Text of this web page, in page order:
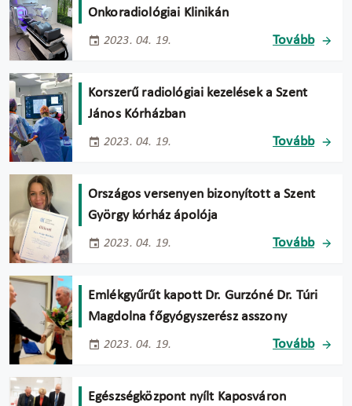
Onkoradiológiai Klinikán
2023. 04. 19. Tovább
Korszerű radiológiai kezelések a Szent
János Kórházban
2023. 04. 19. Tovább
Országos versenyen bizonyított a Szent
György kórház ápolója
2023. 04. 19. Tovább
Emlékgyűrűt kapott Dr. Gurzóné Dr. Túri
Magdolna főgyógyszerész asszony
2023. 04. 19. Tovább
Egészségközpont nyílt Kaposváron